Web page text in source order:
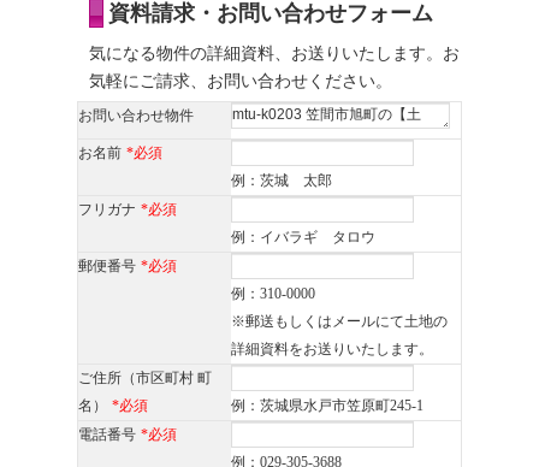
資料請求・お問い合わせフォーム
気になる物件の詳細資料、お送りいたします。お
気軽にご請求、お問い合わせください。
お問い合わせ物件
お名前 *必須
例：茨城 太郎
フリガナ *必須
例：イバラギ タロウ
郵便番号 *必須
例：310-0000
※郵送もしくはメールにて土地の
詳細資料をお送りいたします。
ご住所（市区町村 町
名）
*必須
例：茨城県水戸市笠原町245-1
電話番号 *必須
例：029-305-3688